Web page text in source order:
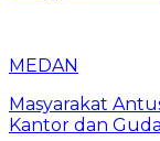
MEDAN
Masyarakat
Kantor dan